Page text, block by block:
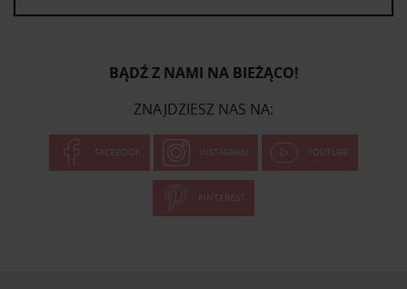
BĄDŹ Z NAMI NA BIEŻĄCO!
ZNAJDZIESZ NAS NA:
FACEBOOK INSTAGRAM YOUTUBE
PINTEREST